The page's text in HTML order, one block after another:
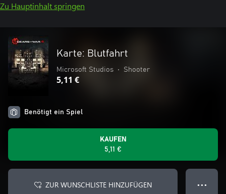
Zu Hauptinhalt springen
Karte: Blutfahrt
Microsoft Studios • Shooter
5,11 €
Benötigt ein Spiel
KAUFEN
5,11 €
ZUR WUNSCHLISTE HINZUFÜGEN ● ● ●